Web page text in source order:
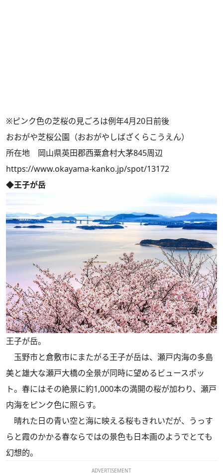
※ピンク色の芝桜の見ごろは例年4月20日前後
おおがや芝桜公園（おおがやしばざくらこうえん）
所在地 岡山県英田郡西粟倉村大茅845周辺
https://www.okayama-kanko.jp/spot/13172
◆王子が岳
王子が岳。
玉野市と倉敷市にまたがる王子が岳は、瀬戸内海の多島
美と雄大な瀬戸大橋の全景が同時に望めるビュースポッ
ト。春にはその絶景に約1,000本の満開の桜が加わり、瀬戸
内海をピンク色に照らす。
晴れた日の青い空と海に映える桜もきれいだが、うっす
らと霞のかかる春ならではの景色も日本画のようでとても
幻想的。
ADVERTISEMENT